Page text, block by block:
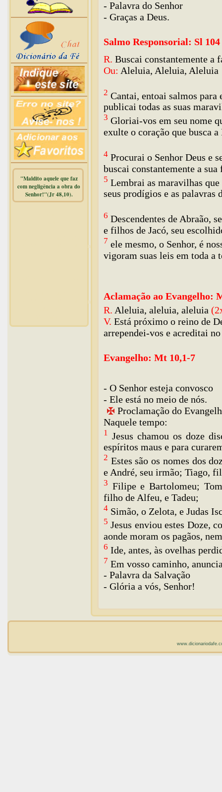
"Maldito aquele que faz
com negligência a obra do
Senhor!"(Jr 48,10).
/home/dicionar/public_html/online.php
/home/dicionar/public_html/online.php
- Palavra do Senhor
- Graças a Deus.
Salmo Responsorial: Sl
R. Buscai constantemente a
Ou: Aleluia, Aleluia, Aleluia
2 Cantai, entoai salmos para
publicai todas as suas
3 Gloriai-vos em seu nome
exulte o coração que busca
4 Procurai o Senhor Deus e
buscai constantemente a sua
5 Lembrai as maravilhas
seus prodígios e as palavras
6 Descendentes de Abraão,
e filhos de Jacó, seu
7 ele mesmo, o Senhor, é
vigoram suas leis em toda a
Aclamação ao Evangelho:
R. Aleluia, aleluia, aleluia
V. Está próximo o reino de
arrependei-vos e acreditai
Evangelho: Mt 10,1-7
- O Senhor esteja convosco
- Ele está no meio de nós.
Proclamação do
Naquele tempo:
1 Jesus chamou os doze
espíritos maus e para
2 Estes são os nomes dos
e André, seu irmão; Tiago,
3 Filipe e Bartolomeu;
filho de Alfeu, e Tadeu;
4 Simão, o Zelota, e Judas
5 Jesus enviou estes Doze,
aonde moram os pagãos,
6 Ide, antes, às ovelhas
7 Em vosso caminho,
- Palavra da Salvação
- Glória a vós, Senhor!